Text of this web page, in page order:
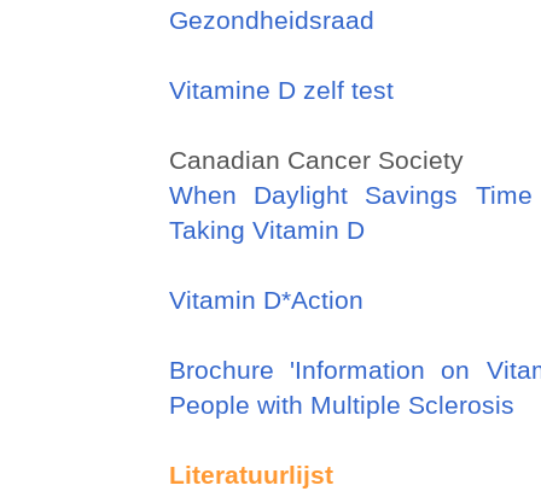
Gezondheidsraad
Vitamine D zelf test
Canadian Cancer Society
When Daylight Savings
Taking Vitamin D
Vitamin D*Action
Brochure 'Information on
People with Multiple Sclerosis
Literatuurlijst